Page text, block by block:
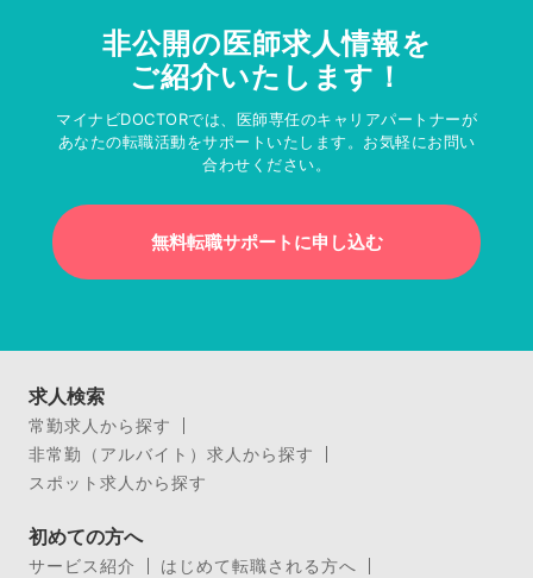
非公開の医師求人情報を
ご紹介いたします！
マイナビDOCTORでは、医師専任のキャリアパートナーが
あなたの転職活動をサポートいたします。お気軽にお問い
合わせください。
無料転職サポートに申し込む
求人検索
常勤求人から探す
非常勤（アルバイト）求人から探す
スポット求人から探す
初めての方へ
サービス紹介
はじめて転職される方へ